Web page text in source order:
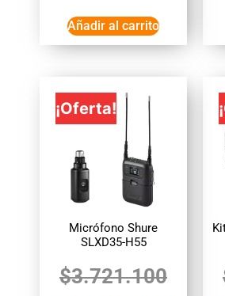
Añadir al carrito
¡Oferta!
Micrófono Shure
SLXD35-H55
$3.721.100